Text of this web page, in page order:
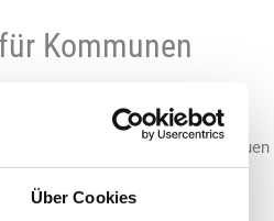
Über Cookies
Kommunen
(BMDV) startet einen neuen
Millionen Euro.